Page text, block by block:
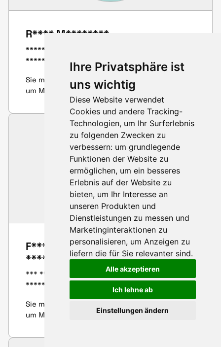
Ihre Privatsphäre ist
uns wichtig
Diese Website verwendet
Cookies und andere Tracking-
Technologien, um Ihr Surferlebnis
zu folgenden Zwecken zu
verbessern: um grundlegende
Funktionen der Website zu
ermöglichen, um ein besseres
Erlebnis auf der Website zu
bieten, um Ihr Interesse an
unseren Produkten und
Dienstleistungen zu messen und
Marketinginteraktionen zu
personalisieren, um Anzeigen zu
liefern die für Sie relevanter sind.
Alle akzeptieren
Ich lehne ab
Einstellungen ändern
R**** M********
************* ******** *********** ********
********** **********
Sie müssen sich anmelden oder registrieren,
um Mitgliederprofile zu sehen.
F
F************ v**
*****************
*** ******** ****
****************
Sie müssen sich anmelden oder registrieren,
um Mitgliederprofile zu sehen.